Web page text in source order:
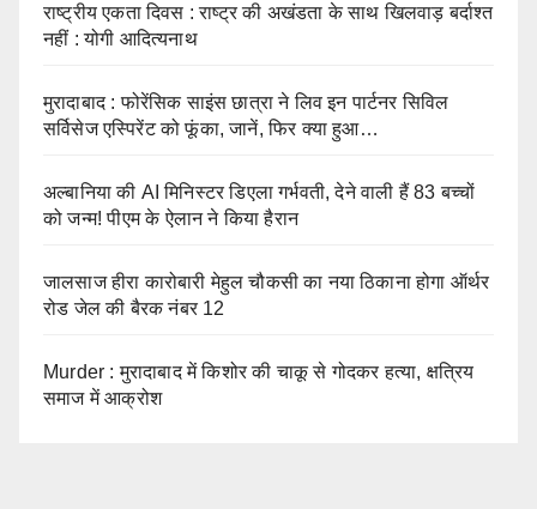
राष्ट्रीय एकता दिवस : राष्ट्र की अखंडता के साथ खिलवाड़ बर्दाश्त
नहीं : योगी आदित्यनाथ
मुरादाबाद : फोरेंसिक साइंस छात्रा ने लिव इन पार्टनर सिविल
सर्विसेज एस्पिरेंट को फूंका, जानें, फिर क्या हुआ…
अल्बानिया की AI मिनिस्‍टर डिएला गर्भवती, देने वाली हैं 83 बच्चों
को जन्‍म! पीएम के ऐलान ने किया हैरान
जालसाज हीरा कारोबारी मेहुल चौकसी का नया ठिकाना होगा ऑर्थर
रोड जेल की बैरक नंबर 12
Murder : मुरादाबाद में किशोर की चाकू से गोदकर हत्या, क्षत्रिय
समाज में आक्रोश